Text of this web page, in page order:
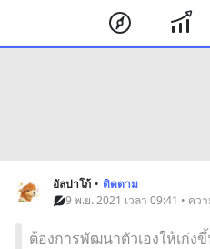
อัลปาโก้ • ติดตาม
9 พ.ย. 2021 เวลา 09:41 • คว
ต้องการพัฒนาตัวเองให้เก่ง